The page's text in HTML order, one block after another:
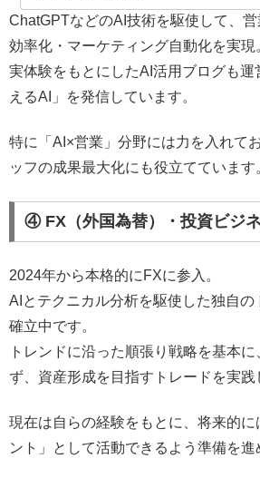
ChatGPTなどのAI技術を駆使して、
効率化・マーケティング自動化を実現
実体験をもとにしたAI活用ブログも運
えるAI」を発信しています。
特に「AI×営業」分野には力を入れて
ッフの成果最大化にも役立てています
④ FX（外国為替）・投資ビジ
2024年から本格的にFXに参入。
AIとテクニカル分析を駆使した独自の
確立中です。
トレンドに沿った順張り戦略を基本
ず、資産形成を目指すトレードを実践
現在は自らの経験をもとに、将来的に
ント」として活動できるよう準備を進